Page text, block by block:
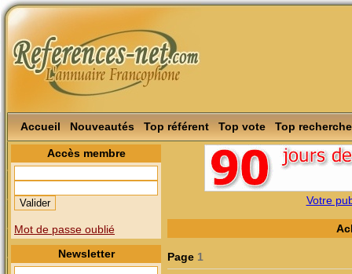
Accueil Nouveautés Top référent Top vote Top recherche
Accès membre
Mot de passe oublié
Newsletter
Votre
Page 1